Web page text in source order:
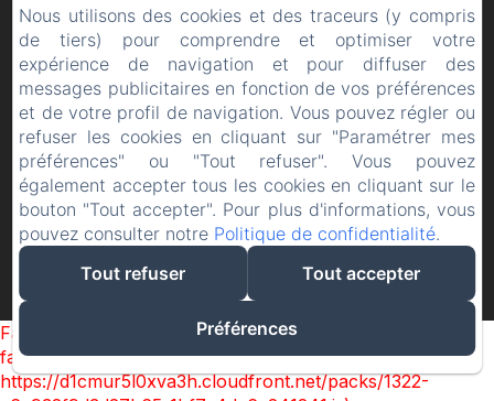
Contact
Politique de confidentialité
Informations légales
Informations sur les cookies
Créé par Amenitiz
Conditions Générales de Vente
Failed to load BookingEngine/index: Loading chunk 1322
failed. (missing:
https://d1cmur5l0xva3h.cloudfront.net/packs/1322-
Nous utilisons des cookies et des traceurs (y compris
de tiers) pour comprendre et optimiser votre
expérience de navigation et pour diffuser des
messages publicitaires en fonction de vos préférences
et de votre profil de navigation. Vous pouvez régler ou
refuser les cookies en cliquant sur "Paramétrer mes
préférences" ou "Tout refuser". Vous pouvez
également accepter tous les cookies en cliquant sur le
bouton "Tout accepter". Pour plus d'informations, vous
pouvez consulter notre Politique de confidentialité.
Tout refuser
Tout accepter
Préférences